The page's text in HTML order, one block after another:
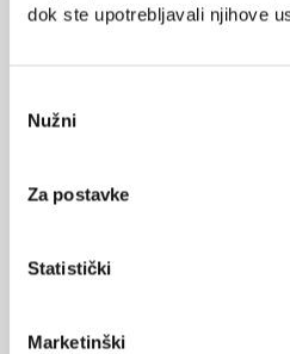
dok ste upotrebljavali njihove
pristanka
Nužni
Za postavke
Statistički
Marketinški
skrb
desetcima milijuna ljudi diljem
jeftinim lijekovima za jake bolove.
skrbi kao ljudsko pravo", u
vlada da poduzmu ...